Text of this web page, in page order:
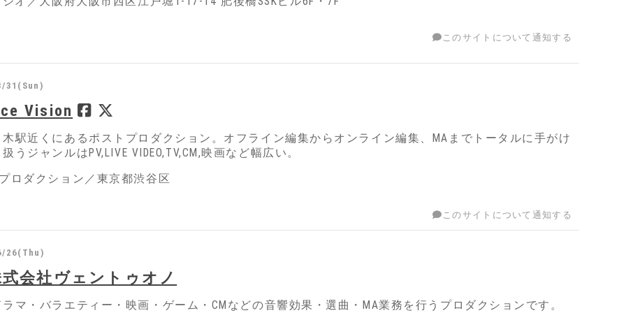
このサイトについて通知する
31(Sun)
Vision
駅近くにあるポストプロダクション。オフライン編集からオンライン編集、MAまでトータルに手がけ
うジャンルはPV,LIVE VIDEO,TV,CM,映画など幅広い。
ロダクション／東京都渋谷区
このサイトについて通知する
26(Thu)
会社ヴェントゥオノ
マ・バラエティー・映画・ゲーム・CMなどの音響効果・選曲・MA業務を行うプロダクションです。